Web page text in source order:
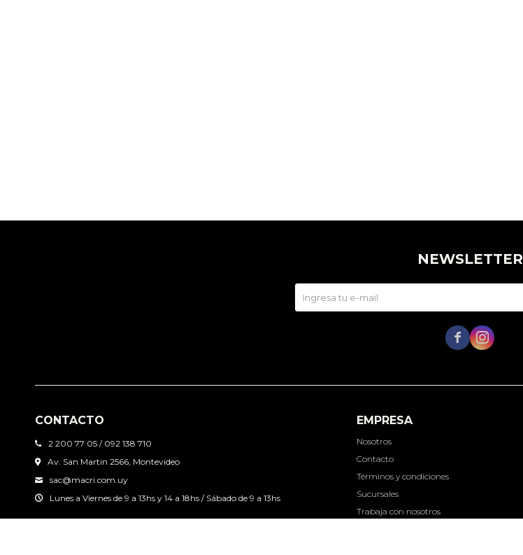
CONTACTO
2 200 77 05 / 092 138 710
Av. San Martin 2566, Montevideo
sac@macri.com.uy
Lunes a Viernes de 9 a 13hs y 14 a 18hs / Sábado de 9 a 13hs
EMPRESA
Nosotros
Contacto
Términos y condiciones
Sucursales
Trabaja con nosotros
NEWSLETTER
 